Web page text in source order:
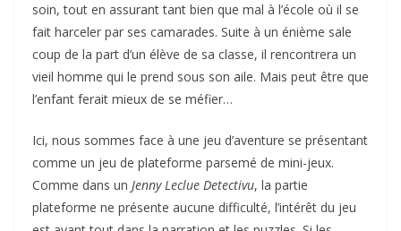
soin, tout en assurant tant bien que mal à l’école où il se
fait harceler par ses camarades. Suite à un énième sale
coup de la part d’un élève de sa classe, il rencontrera un
vieil homme qui le prend sous son aile. Mais peut être que
l’enfant ferait mieux de se méfier…
Ici, nous sommes face à une jeu d’aventure se présentant
comme un jeu de plateforme parsemé de mini-jeux.
Comme dans un Jenny Leclue Detectivu, la partie
plateforme ne présente aucune difficulté, l’intérêt du jeu